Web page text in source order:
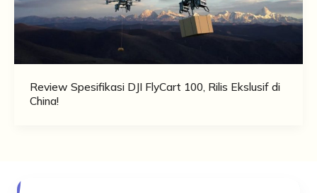
Review Spesifikasi DJI FlyCart 100, Rilis Ekslusif di
China!